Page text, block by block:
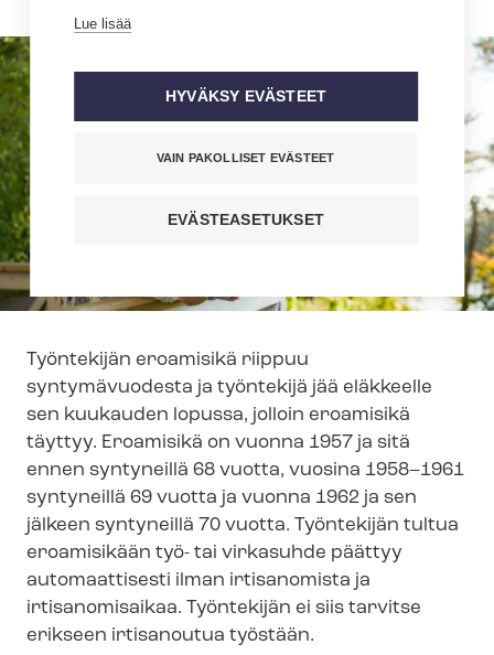
Työntekijän eroamisikä riippuu
syntymävuodesta ja työntekijä jää eläkkeelle
sen kuukauden lopussa, jolloin eroamisikä
täyttyy. Eroamisikä on vuonna 1957 ja sitä
ennen syntyneillä 68 vuotta, vuosina 1958–1961
syntyneillä 69 vuotta ja vuonna 1962 ja sen
jälkeen syntyneillä 70 vuotta. Työntekijän tultua
eroamisikään työ- tai virkasuhde päättyy
automaattisesti ilman irtisanomista ja
irtisanomisaikaa. Työntekijän ei siis tarvitse
erikseen irtisanoutua työstään.
Lue lisää
HYVÄKSY EVÄSTEET
VAIN PAKOLLISET EVÄSTEET
EVÄSTEASETUKSET